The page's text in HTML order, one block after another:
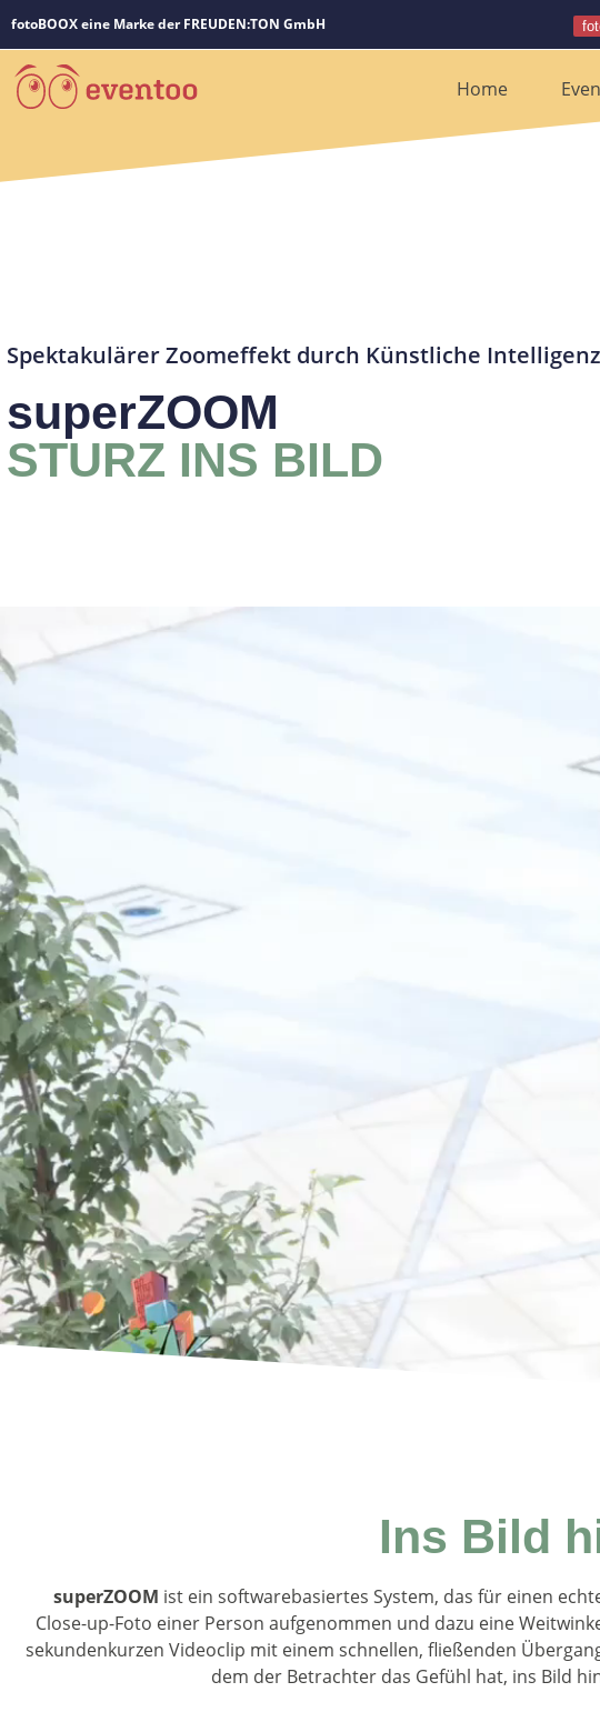
fotoBOOX eine Marke der FREUDEN:TON GmbH
Home
Spektakulärer Zoomeffekt durch Künstliche Intelligenz
superZOOM
STURZ INS BILD
Ins Bild
superZOOM ist ein softwarebasiertes System, das für einen
Close-up-Foto einer Person aufgenommen und dazu eine
sekundenkurzen Videoclip mit einem schnellen, fließenden
dem der Betrachter das Gefühl hat, ins Bild